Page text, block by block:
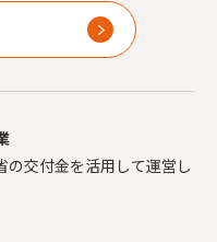
の交付金を活用して運営し